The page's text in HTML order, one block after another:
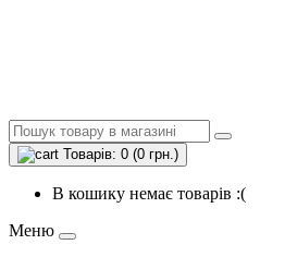
Товарів: 0 (0 грн.)
В кошику немає товарів :(
Меню